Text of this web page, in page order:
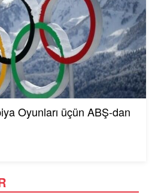
Oyunları üçün ABŞ-dan